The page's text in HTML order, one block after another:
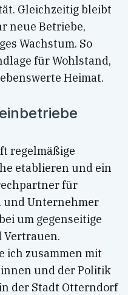
Gleichzeitig bleibt
neue Betriebe,
Wachstum. So
für Wohlstand,
Heimat.
regelmäßige
etablieren und ein
für
Unternehmer
um gegenseitige
Vertrauen.
ich zusammen mit
und der Politik
der Stadt Otterndorf